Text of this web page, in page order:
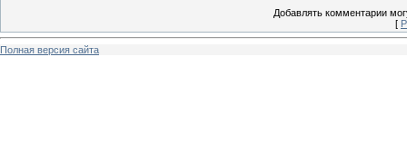
Добавлять комментарии
[
Полная версия сайта